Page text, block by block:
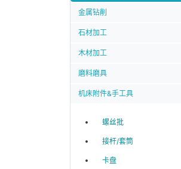
金属钻削
石材加工
木材加工
磨料磨具
机床附件&手工具
螺丝批
接杆/套筒
卡盘